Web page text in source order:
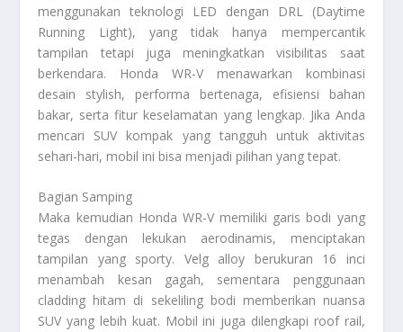
menggunakan teknologi LED dengan DRL (Daytime
Running Light), yang tidak hanya mempercantik
tampilan tetapi juga meningkatkan visibilitas saat
berkendara. Honda WR-V menawarkan kombinasi
desain stylish, performa bertenaga, efisiensi bahan
bakar, serta fitur keselamatan yang lengkap. Jika Anda
mencari SUV kompak yang tangguh untuk aktivitas
sehari-hari, mobil ini bisa menjadi pilihan yang tepat.
Bagian Samping
Maka kemudian Honda WR-V memiliki garis bodi yang
tegas dengan lekukan aerodinamis, menciptakan
tampilan yang sporty. Velg alloy berukuran 16 inci
menambah kesan gagah, sementara penggunaan
cladding hitam di sekeliling bodi memberikan nuansa
SUV yang lebih kuat. Mobil ini juga dilengkapi roof rail,